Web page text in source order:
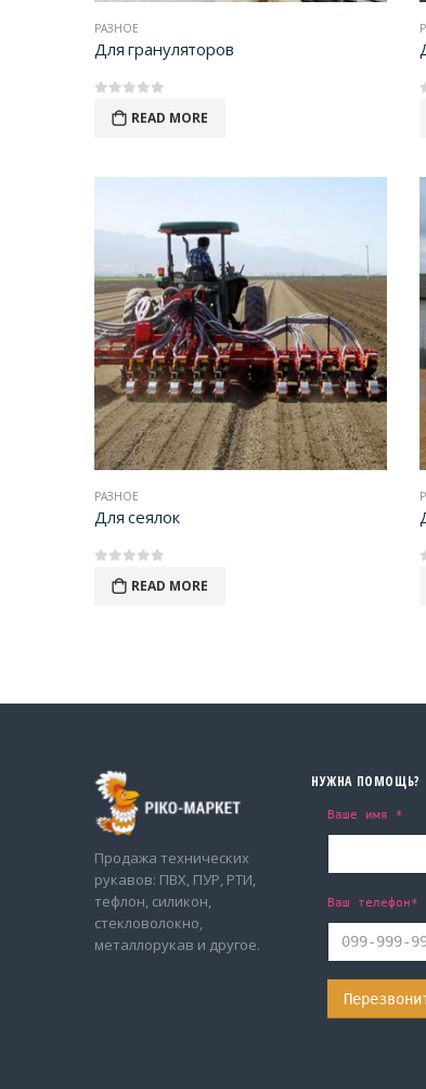
РАЗНОЕ
Для грануляторов
READ MORE
РАЗНОЕ
Для сеялок
READ MORE
Продажа технических
рукавов: ПВХ, ПУР, РТИ,
тефлон, силикон,
стекловолокно,
металлорукав и другое.
НУЖНА ПОМОЩЬ?
Ваше имя *
Ваш телефон*